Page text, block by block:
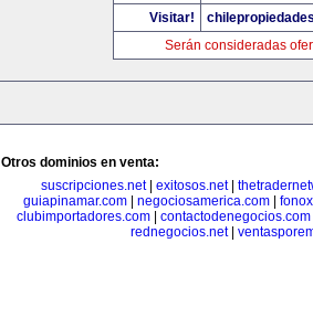
Visitar!
Serán consideradas
Otros dominios en venta:
suscripciones.net| exitosos.net|
guiapinamar.com
negociosamerica.com
clubimportadores.com
contactodenegocios.com
rednegocios.net|